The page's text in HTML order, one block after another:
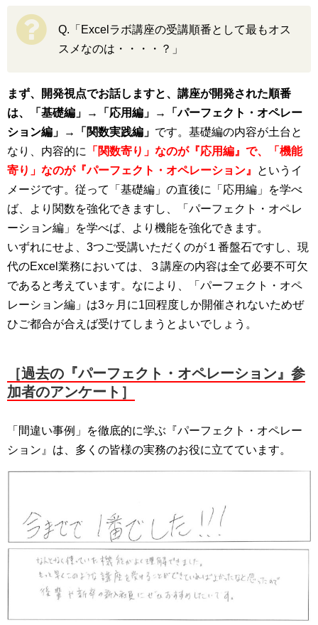
Q.「Excelラボ講座の受講順番として最もオス
スメなのは・・・・？」
まず、開発視点でお話しますと、講座が開発された順番
は、「基礎編」→「応用編」→「パーフェクト・オペレー
ション編」→「関数実践編」 です。基礎編の内容が土台と
なり、内容的に
「関数寄り」なのが『応用編』で、「機能
寄り」なのが『パーフェクト・オペレーション』
というイ
メージです。従って「基礎編」の直後に「応用編」を学べ
ば、より関数を強化できますし、「パーフェクト・オペレ
ーション編」を学べば、より機能を強化できます。
いずれにせよ、3つご受講いただくのが１番盤石ですし、現
代のExcel業務においては、３講座の内容は全て必要不可欠
であると考えています。なにより、「パーフェクト・オペ
レーション編」は3ヶ月に1回程度しか開催されないためぜ
ひご都合が合えば受けてしまうとよいでしょう。
［過去の『パーフェクト・オペレーション』参
加者のアンケート］
「間違い事例」を徹底的に学ぶ『パーフェクト・オペレー
ション』は、多くの皆様の実務のお役に立てています。